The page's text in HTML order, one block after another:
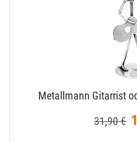
Metallmann Gitarrist
31,90 €